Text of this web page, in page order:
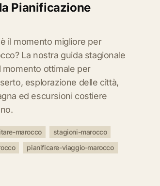
Pianificazione
il momento migliore per
La nostra guida stagionale
momento ottimale per
esplorazione delle città,
ed escursioni costiere
marocco
stagioni-marocco
pianificare-viaggio-marocco